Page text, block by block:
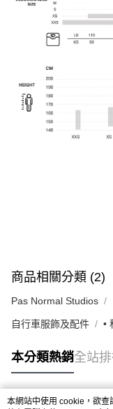
商品相關分類 (2)
Pas Normal Studios
自行車服飾及配件 •
本分類熱銷全站
本網站中使用 cookie，欲